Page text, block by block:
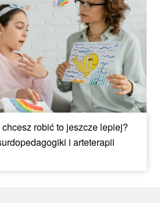
robić to jeszcze lepiej?
i arteterapii